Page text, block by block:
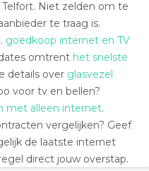
Telfort. Niet zelden om te
te traag is.
goedkoop internet en TV
omtrent het snelste
details over glasvezel
voor tv en bellen?
met alleen internet.
vergelijken? Geef
de laatste internet
direct jouw overstap.